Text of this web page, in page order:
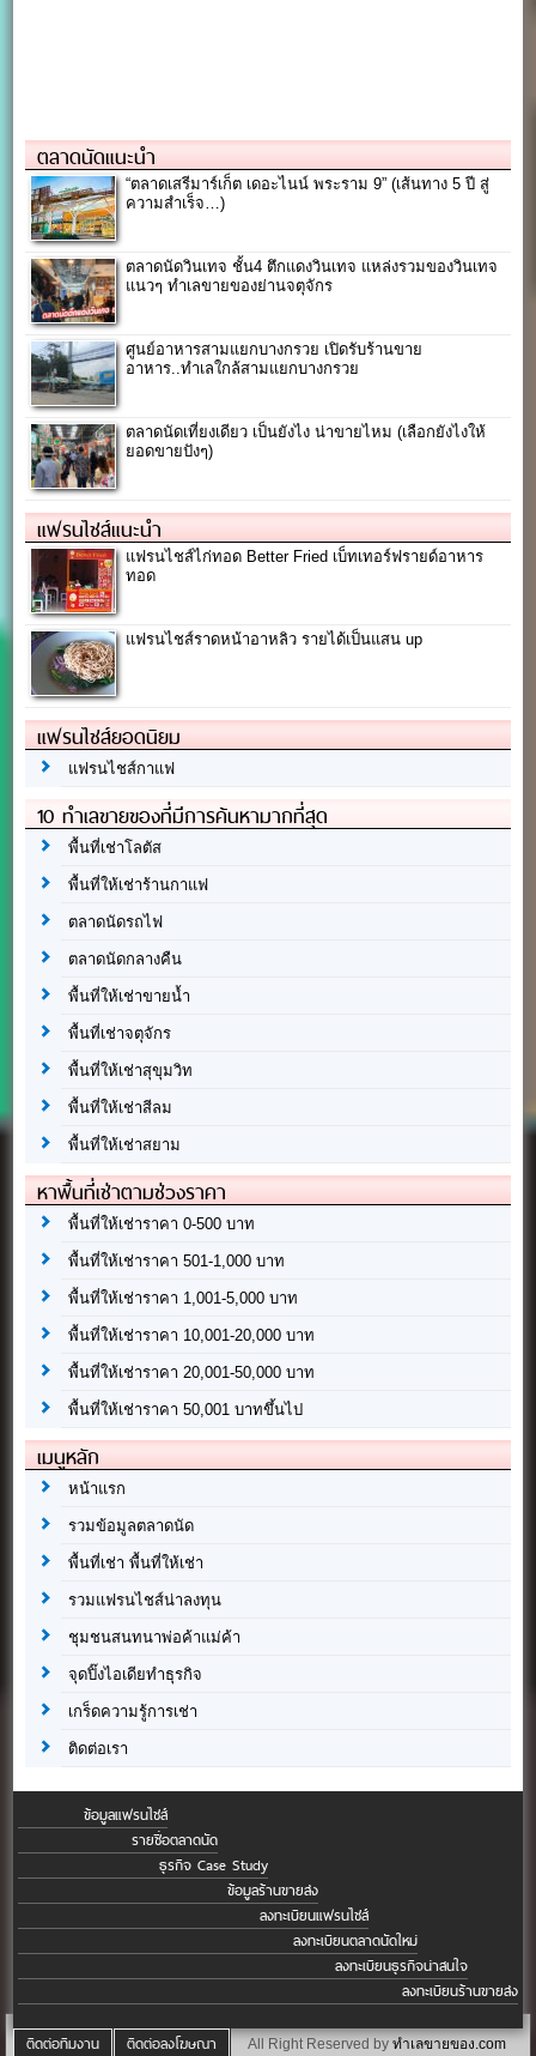
ตลาดนัดแนะนำ
“ตลาดเสรีมาร์เก็ต เดอะไนน์ พระราม 9” (เส้นทาง 5 ปี สู่
ความสำเร็จ…)
ตลาดนัดวินเทจ ชั้น4 ตึกแดงวินเทจ แหล่งรวมของวินเทจ
แนวๆ ทำเลขายของย่านจตุจักร
ศูนย์อาหารสามแยกบางกรวย เปิดรับร้านขาย
อาหาร..ทำเลใกล้สามแยกบางกรวย
ตลาดนัดเที่ยงเดียว เป็นยังไง น่าขายไหม (เลือกยังไงให้
ยอดขายปังๆ)
แฟรนไชส์แนะนำ
แฟรนไชส์ไก่ทอด Better Fried เบ็ทเทอร์ฟรายด์อาหาร
ทอด
แฟรนไชส์ราดหน้าอาหลิว รายได้เป็นแสน up
แฟรนไชส์ยอดนิยม
แฟรนไชส์กาแฟ
10 ทำเลขายของที่มีการค้นหามากที่สุด
พื้นที่เช่าโลตัส
พื้นที่ให้เช่าร้านกาแฟ
ตลาดนัดรถไฟ
ตลาดนัดกลางคืน
พื้นที่ให้เช่าขายน้ำ
พื้นที่เช่าจตุจักร
พื้นที่ให้เช่าสุขุมวิท
พื้นที่ให้เช่าสีลม
พื้นที่ให้เช่าสยาม
หาพื้นที่เช่าตามช่วงราคา
พื้นที่ให้เช่าราคา 0-500 บาท
พื้นที่ให้เช่าราคา 501-1,000 บาท
พื้นที่ให้เช่าราคา 1,001-5,000 บาท
พื้นที่ให้เช่าราคา 10,001-20,000 บาท
พื้นที่ให้เช่าราคา 20,001-50,000 บาท
พื้นที่ให้เช่าราคา 50,001 บาทขึ้นไป
เมนูหลัก
หน้าแรก
รวมข้อมูลตลาดนัด
พื้นที่เช่า พื้นที่ให้เช่า
รวมแฟรนไชส์น่าลงทุน
ชุมชนสนทนาพ่อค้าแม่ค้า
จุดปิ๊งไอเดียทำธุรกิจ
เกร็ดความรู้การเช่า
ติดต่อเรา
ข้อมูลแฟรนไชส์
รายชื่อตลาดนัด
ธุรกิจ Case Study
ข้อมูลร้านขายส่ง
ลงทะเบียนแฟรนไชส์
ลงทะเบียนตลาดนัดใหม่
ลงทะเบียนธุรกิจน่าสนใจ
ลงทะเบียนร้านขายส่ง
ติดต่อทีมงาน ติดต่อลงโฆษณา All Right Reserved by ทำเลขายของ.com